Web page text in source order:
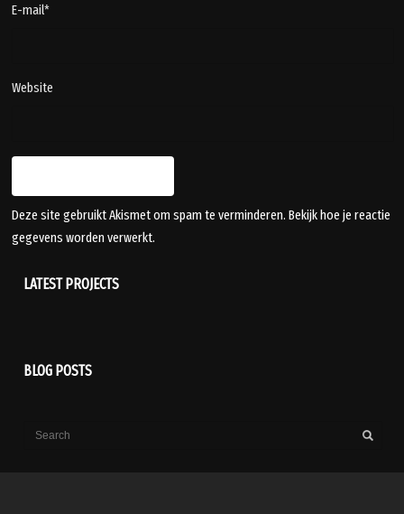
E-mail*
Website
Deze site gebruikt Akismet om spam te verminderen.Bekijk hoe je reactie
gegevens worden verwerkt.
LATEST PROJECTS
BLOG POSTS